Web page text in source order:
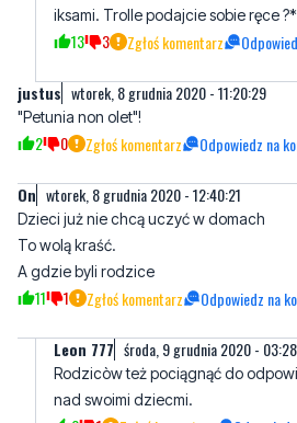
narobiłaś w spodnie ze złości w
pampersa. TROCHĘ KULTURY.
iksami. Trolle podajcie sobie ręce
13 3 Zgłoś komentarz
"Petunia non olet"!
2 0 Zgłoś komentarz Odpowiedz na
On wtorek, 8 grudnia 2020 - 12:40:21
Dzieci już nie chcą uczyć w domach
A gdzie byli rodzice
1 Zgłoś komentarz Odpowiedz na